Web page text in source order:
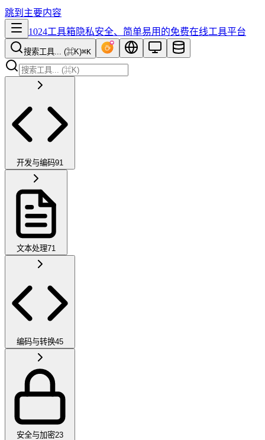
跳到主要内容
1024工具箱隐私安全、简单易用的免费在线工具平台
搜索工具... (⌘K)⌘K
开发与编码91
文本处理71
编码与转换45
安全与加密23